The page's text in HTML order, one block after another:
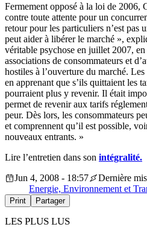
Fermement opposé à la loi de 2006,
contre toute attente pour un
retour pour les particuliers n’est pas
peut aider à libérer le marché »,
véritable psychose en juillet 2007,
associations de consommateurs et
hostiles à l’ouverture du marché.
en apprenant que s’ils quittaient les
pourraient plus y revenir. Il était
permet de revenir aux tarifs
peur. Dès lors, les consommateurs
et comprennent qu’il est possible,
nouveaux entrants. »
Lire l’entretien dans son intégralité.
Jun 4, 2008 - 18:57
Dernière
Energie, Environnement et
Print Partager
LES PLUS LUS